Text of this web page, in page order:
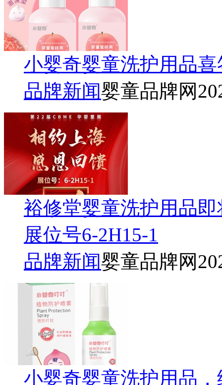
小婴奇婴童洗护用品
品牌新闻婴童品牌网
裕修堂婴童洗护用品
展位号6-2H15-1
品牌新闻婴童品牌网
小婴奇婴童洗护用品